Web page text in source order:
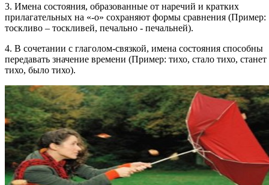
3. Имена состояния, образованные от наречий и кратких
прилагательных на «-о» сохраняют формы сравнения (Пример:
тоскливо – тоскливей, печально - печальней).
4. В сочетании с глаголом-связкой, имена состояния способны
передавать значение времени (Пример: тихо, стало тихо, станет
тихо, было тихо).